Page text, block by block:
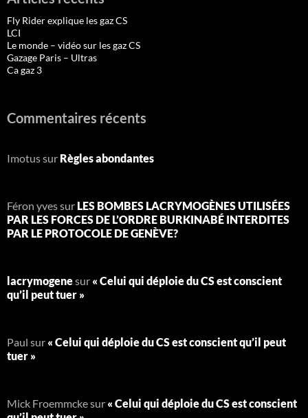
Fly Rider explique les gaz CS
LCI
Le monde – vidéo sur les gaz CS
Gazage Paris – Ultras
Ca gaz 3
Commentaires récents
Imotussur Règles abondantes
Féron yvessur LES BOMBES LACRYMOGÈNES UTILISÉES
PAR LES FORCES DE L’ORDRE BURKINABÉ INTERDITES
PAR LE PROTOCOLE DE GENÈVE?
lacrymogenesur « Celui qui déploie du CS est conscient
qu’il peut tuer »
Paul sur « Celui qui déploie du CS est conscient qu’il peut
tuer »
Mick Froemmckesur « Celui qui déploie du CS est conscient